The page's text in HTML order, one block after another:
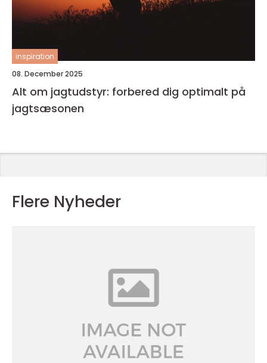
inspiration
08. December 2025
Alt om jagtudstyr: forbered dig optimalt på
jagtsæsonen
Flere Nyheder